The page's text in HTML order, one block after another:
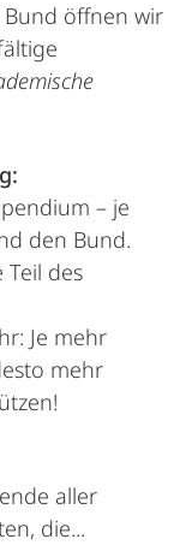
öffnen wir
– je
den Bund.
Teil des
Je mehr
mehr
aller
die...